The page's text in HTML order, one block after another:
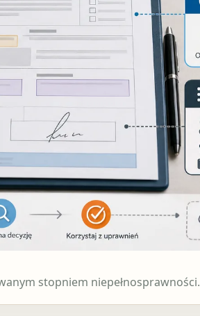
stopniem niepełnosprawności.